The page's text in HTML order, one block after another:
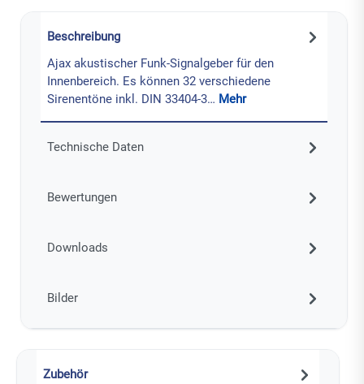
Beschreibung
Ajax akustischer Funk-Signalgeber für den
Innenbereich. Es können 32 verschiedene
Sirenentöne inkl. DIN 33404-3… Mehr
Technische Daten
Bewertungen
Downloads
Bilder
Zubehör